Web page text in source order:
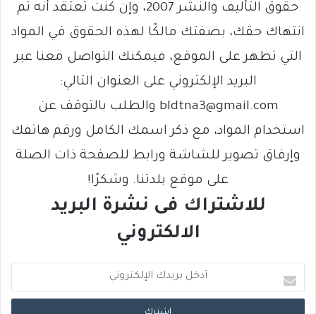
حقوق التأليف والنشر 2007، وإن كنت تعتقد أنه تم
انتهاك حقك، بصفتك مالكًا لهذه الحقوق في المواد
التي تظهر على الموقع، فيمكنك التواصل معنا عبر
البريد الإلكتروني على العنوان التالي:
bldtna3@gmail.com والطلب بالتوقف عن
استخدام المواد، مع ذكر اسمك الكامل ورقم هاتفك
وإرفاق تصوير للشاشة ورابط للصفحة ذات الصلة
على موقع بلدتنا. وشكرًا!
للاشتراك فى نشرة البريد
الالكتروني
د